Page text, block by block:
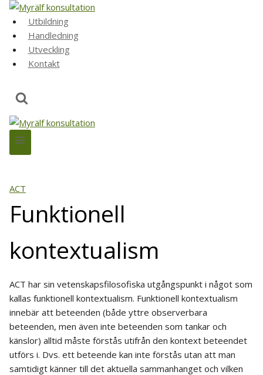
Skip
content
Utbildning
Handledning
Utveckling
Kontakt
ACT
Funktionell
kontextualism
ACT har sin vetenskapsfilosofiska utgångspunkt i något som
kallas funktionell kontextualism. Funktionell kontextualism
innebär att beteenden (både yttre observerbara
beteenden, men även inte beteenden som tankar och
känslor) alltid måste förstås utifrån den kontext beteendet
utförs i. Dvs. ett beteende kan inte förstås utan att man
samtidigt känner till det aktuella sammanhanget och vilken